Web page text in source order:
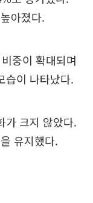
아졌다.
중이 확대되며
습이 나타났다.
가 크지 않았다.
유지했다.